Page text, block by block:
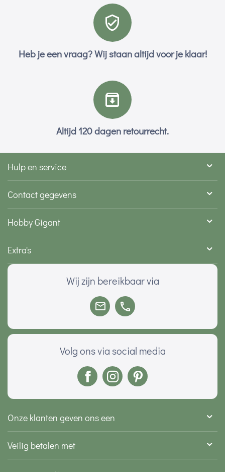
Heb je een vraag? Wij staan altijd voor je klaar!
Altijd 120 dagen retourrecht.
Hulp en service
Contact gegevens
Hobby Gigant
Extra's
Wij zijn bereikbaar via
Volg ons via social media
Onze klanten geven ons een
Veilig betalen met